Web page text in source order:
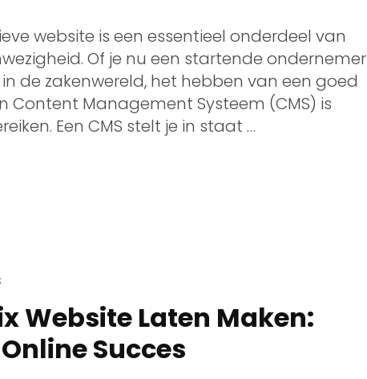
website is een essentieel onderdeel van
Of je nu een startende ondernemer
de zakenwereld, het hebben van een goed
Content Management Systeem (CMS) is
Een CMS stelt je in staat …
Website Laten Maken:
Succes